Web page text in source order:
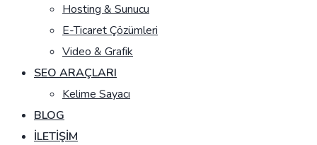
Hosting & Sunucu
E-Ticaret Çözümleri
Video & Grafik
SEO ARAÇLARI
Kelime Sayacı
BLOG
İLETIŞIM